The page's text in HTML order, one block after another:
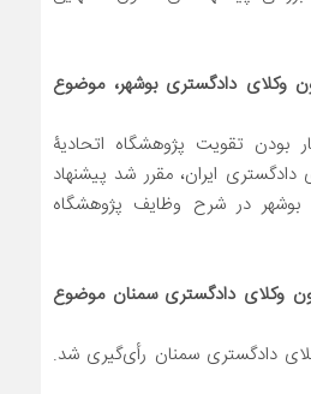
وکلای دادگستری بوشهر، موضوع
بودن تقویت پژوهشگاه اتحادیۀ
ایران، مقرر شد پیشنهاد
بوشهر در شرح وظایف پژوهشگاه
وکلای دادگستری سمنان موضوع
دادگستری سمنان رأی‌گیری شد.